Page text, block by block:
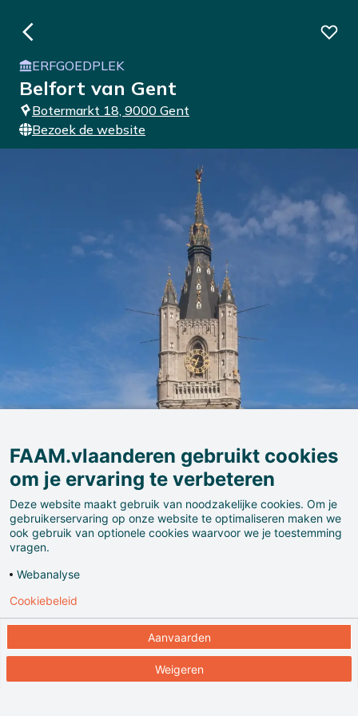
ERFGOEDPLEK
Belfort van Gent
Botermarkt 18, 9000 Gent
Bezoek de website
Beklim de trap. Luister naar de klank van de beiaard
én geniet van het uitzicht op Gent. Het Gentse
Belfort, erkend als UNESCO Werelderfgoed, is je
bezoek waard. In 1402 werden de stadsprivileges
bewaard in een koffer in het secreet van het Belfort.
De draak, die sinds 1377 op de toren staat, hield niet
alleen de stad in de gaten, maar was ook de
symbolische schattenbewaker van het Belfort.
FAAM.vlaanderen gebruikt cookies
om je ervaring te verbeteren
Deze website maakt gebruik van noodzakelijke cookies. Om je
gebruikerservaring op onze website te optimaliseren maken we
ook gebruik van optionele cookies waarvoor we je toestemming
vragen.
Webanalyse
Aanvaarden
Weigeren
Cookiebeleid